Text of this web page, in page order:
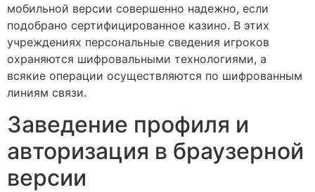
мобильной версии совершенно надежно, если
подобрано сертифицированное казино. В этих
учреждениях персональные сведения игроков
охраняются шифровальными технологиями, а
всякие операции осуществляются по шифрованным
линиям связи.
Заведение профиля и
авторизация в браузерной
версии